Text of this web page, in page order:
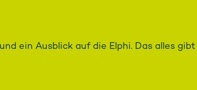
ein Ausblick auf die Elphi. Das alles